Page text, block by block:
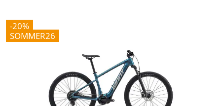
-20%
SOMMER26